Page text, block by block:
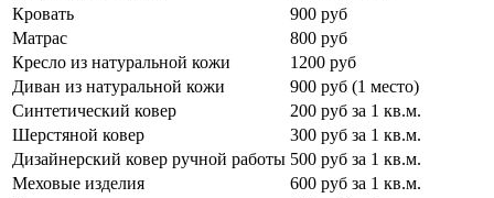
Кровать
900 руб
Матрас
800 руб
Кресло из натуральной кожи
1200 руб
Диван из натуральной кожи
900 руб (1 место)
Синтетический ковер
200 руб за 1 кв.м.
Шерстяной ковер
300 руб за 1 кв.м.
Дизайнерский ковер ручной работы 500 руб за 1 кв.м.
Меховые изделия
600 руб за 1 кв.м.